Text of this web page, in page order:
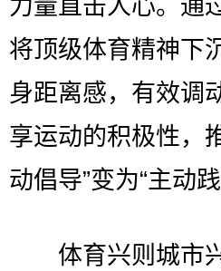
力量直击人心。通
将顶级体育精神下
身距离感，有效调
享运动的积极性，
动倡导”变为“主动践
体育兴则城市兴